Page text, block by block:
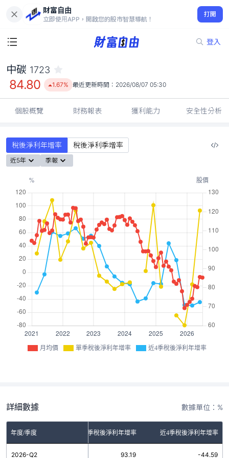
財富自由
立即使用APP，開啟您的股市智慧導航！
打開
登入
84.80
1.67%
中碳 1723
84.80 1.67% 最近更新時間： 2026/08/07 05:30
個股概覽 財務報表 獲利能力 安全性分析
稅後淨利年增率 稅後淨利季增率
近5年 季報
月均價 單季稅後淨利年增率 近4季稅後淨利年增率
詳細數據 數據單位：%
年度/季度 單季稅後淨利年增率 近4季稅後淨利年增率
2026-Q2 93.19 -44.59